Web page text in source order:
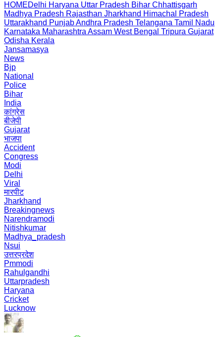
HOMEDelhi Haryana Uttar Pradesh Bihar Chhattisgarh
Madhya Pradesh Rajasthan Jharkhand Himachal Pradesh
Uttarakhand PunjabAndhra Pradesh Telangana Tamil Nadu
Karnataka Maharashtra Assam West Bengal Tripura Gujarat
Odisha Kerala
Jansamasya
News
Bjp
National
Police
Bihar
India
कांग्रेस
बीजेपी
Gujarat
भाजपा
Accident
Congress
Modi
Delhi
Viral
मारपीट
Jharkhand
Breakingnews
Narendramodi
Nitishkumar
Madhya_pradesh
Nsui
उत्तरप्रदेश
Pmmodi
Rahulgandhi
Uttarpradesh
Haryana
Cricket
Lucknow